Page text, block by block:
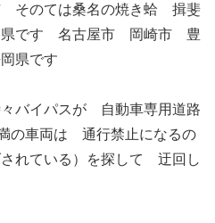
そのては桑名の焼き蛤 揖斐
です 名古屋市 岡崎市 豊
県です
バイパスが 自動車専用道路
の車両は 通行禁止になるの
れている）を探して 迂回し